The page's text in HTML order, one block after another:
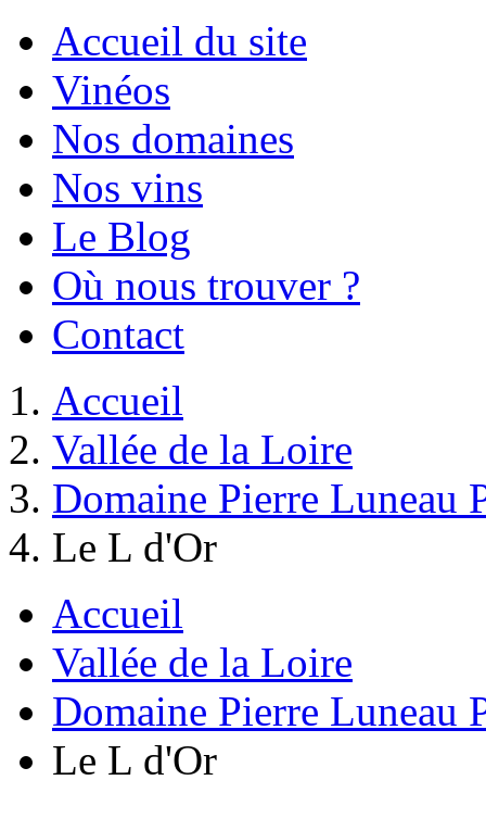
Accueil du site
Vinéos
Nos domaines
Nos vins
Le Blog
Où nous trouver ?
Contact
Accueil
Vallée de la Loire
Domaine Pierre Luneau
Le L d'Or
Accueil
Vallée de la Loire
Domaine Pierre Luneau
Le L d'Or